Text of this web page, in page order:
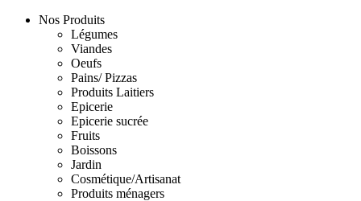
Nos Produits
Légumes
Viandes
Oeufs
Pains/ Pizzas
Produits Laitiers
Epicerie
Epicerie sucrée
Fruits
Boissons
Jardin
Cosmétique/Artisanat
Produits ménagers